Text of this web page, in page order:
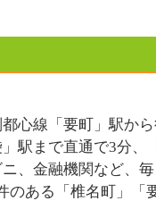
心線「要町」駅から
駅まで直通で3分、
、金融機関など、
ある「椎名町」「